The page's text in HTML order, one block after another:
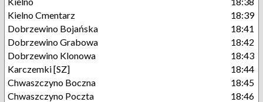
Kielno Cmentarz
18:39
Dobrzewino Bojańska
18:41
Dobrzewino Grabowa
18:42
Dobrzewino Klonowa
18:43
Karczemki [SZ]
18:44
Chwaszczyno Boczna
18:45
Chwaszczyno Poczta
18:46